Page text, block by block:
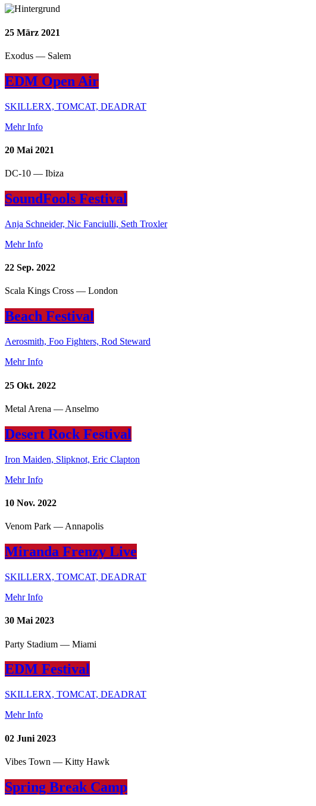
25 März 2021
Exodus — Salem
EDM Open Air
SKILLERX, TOMCAT, DEADRAT
Mehr Info
20 Mai 2021
DC-10 — Ibiza
SoundFools Festival
Anja Schneider, Nic Fanciulli, Seth Troxler
Mehr Info
22 Sep. 2022
Scala Kings Cross — London
Beach Festival
Aerosmith, Foo Fighters, Rod Steward
Mehr Info
25 Okt. 2022
Metal Arena — Anselmo
Desert Rock Festival
Iron Maiden, Slipknot, Eric Clapton
Mehr Info
10 Nov. 2022
Venom Park — Annapolis
Miranda Frenzy Live
SKILLERX, TOMCAT, DEADRAT
Mehr Info
30 Mai 2023
Party Stadium — Miami
EDM Festival
SKILLERX, TOMCAT, DEADRAT
Mehr Info
02 Juni 2023
Vibes Town — Kitty Hawk
Spring Break Camp